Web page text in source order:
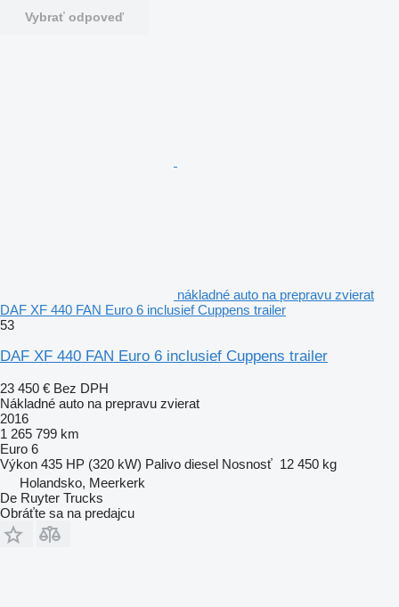
Vybrať odpoveď
nákladné auto na prepravu zvierat
DAF XF 440 FAN Euro 6 inclusief Cuppens trailer
53
DAF XF 440 FAN Euro 6 inclusief Cuppens trailer
23 450 € Bez DPH
Nákladné auto na prepravu zvierat
2016
1 265 799 km
Euro 6
Výkon 435 HP (320 kW) Palivo diesel Nosnosť 12 450 kg
Holandsko, Meerkerk
De Ruyter Trucks
Obráťte sa na predajcu